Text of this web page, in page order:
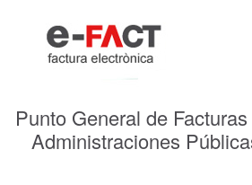
Punto General de
Administraciones